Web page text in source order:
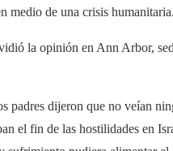
medio de una crisis humanitaria.
la opinión en Ann Arbor,
padres dijeron que no veían
el fin de las hostilidades en